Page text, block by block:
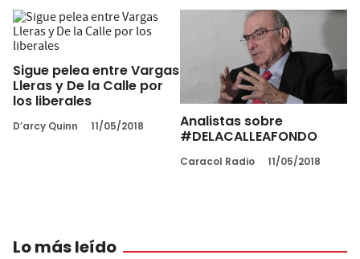
Sigue pelea entre Vargas
Lleras y De la Calle por
los liberales
D’arcy Quinn 11/05/2018
Analistas sobre
#DELACALLEAFONDO
Caracol Radio 11/05/2018
Lo más leído